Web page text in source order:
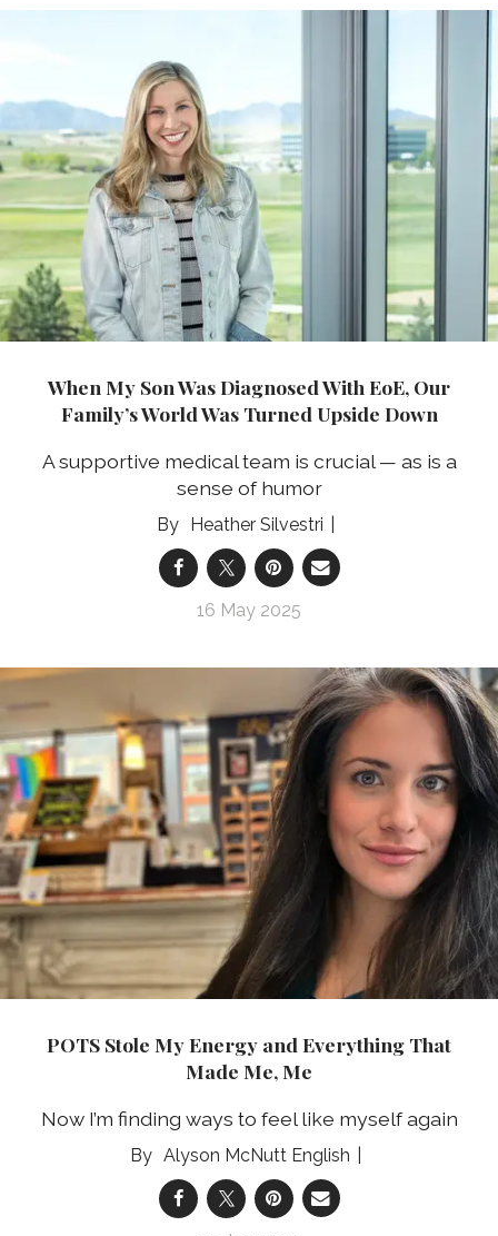
When My Son Was Diagnosed With EoE, Our
Family’s World Was Turned Upside Down
A supportive medical team is crucial — as is a
sense of humor
Heather Silvestri
16 May 2025
POTS Stole My Energy and Everything That
Made Me, Me
Now I’m finding ways to feel like myself again
Alyson McNutt English